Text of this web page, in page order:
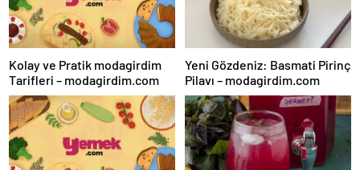
Kolay ve Pratik modagirdim
Tarifleri – modagirdim.com
Yeni Gözdeniz: Basmati Pirinç
Pilavı – modagirdim.com